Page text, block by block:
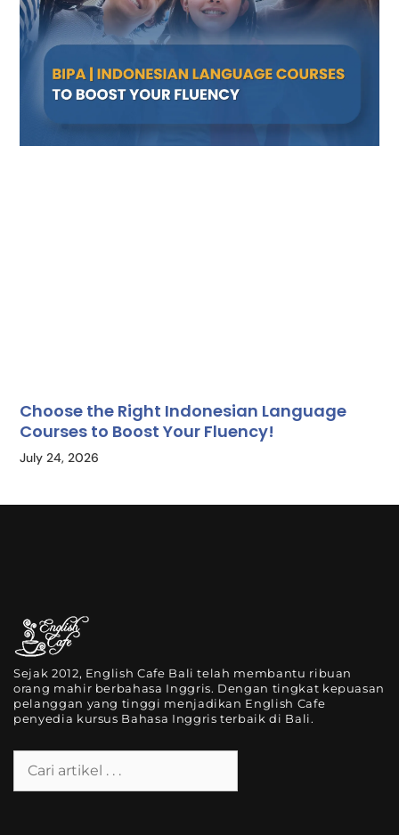
Choose the Right Indonesian Language
Courses to Boost Your Fluency!
July 24, 2026
Sejak 2012, English Cafe Bali telah membantu ribuan
orang mahir berbahasa Inggris. Dengan tingkat kepuasan
pelanggan yang tinggi menjadikan English Cafe
penyedia kursus Bahasa Inggris terbaik di Bali.